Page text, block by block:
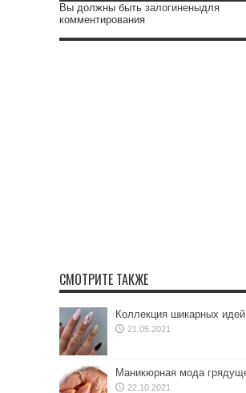
Вы должны быть залогиненыдля
комментирования
СМОТРИТЕ ТАКЖЕ
Коллекция шикарных идей
21.05.2021
Маникюрная мода
22.10.2021